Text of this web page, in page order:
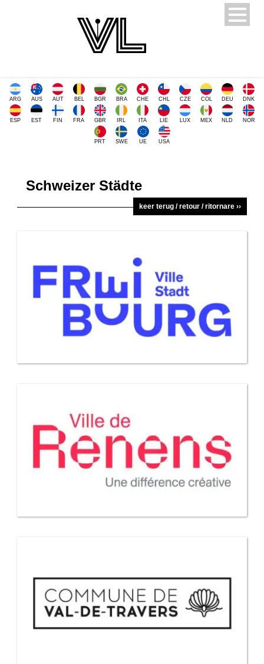
ARG AUS AUT BEL BGR BRA CHE CHL CZE COL DEU DNK
ESP EST FIN FRA GBR IRL ITA LIE LUX MEX NLD NOR
PRT SWE UE USA
Schweizer Städte
keer terug / retour / ritornare ››